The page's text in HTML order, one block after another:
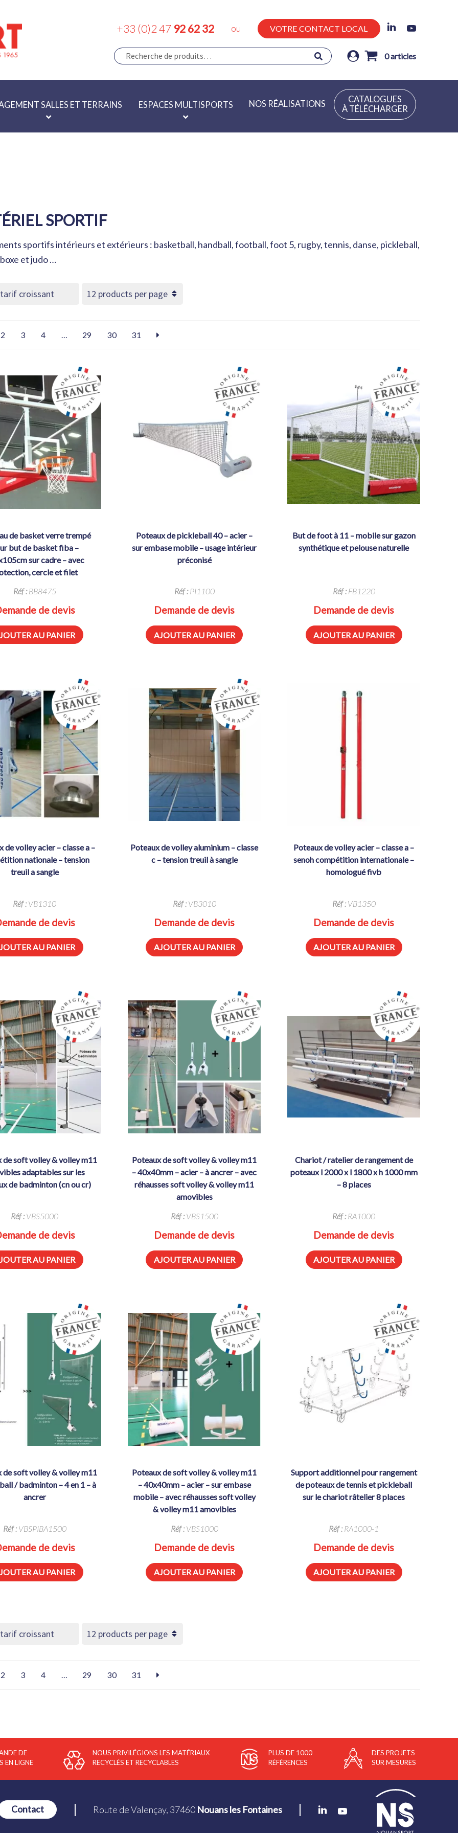
+33 (0)2 47 92 62 32 ou VOTRE CONTACT LOCAL
Recherche
pour :
RECHERCHE 0articles
SALLES ET TERRAINS ESPACES MULTISPORTS NOS RÉALISATIONS
CATALOGUES
À TÉLÉCHARGER
SPORTIF
sportifs intérieurs et extérieurs : basketball, handball, football, foot 5, rugby, tennis, danse, pickleball,
et judo …
2 3 4 … 29 30 31
but de basket fiba –
sur cadre – avec
cercle et filet
Réf :BB8475
de devis
AU PANIER
poteaux de pickleball 40 – acier –
sur embase mobile – usage intérieur
préconisé
Réf :PI1100
Demande de devis
AJOUTER AU PANIER
but de foot à 11 – mobile sur gazon
synthétique et pelouse naturelle
Réf :FB1220
Demande de devis
AJOUTER AU PANIER
nationale – tension
treuil a sangle
Réf :VB1310
de devis
AU PANIER
poteaux de volley aluminium – classe
c – tension treuil à sangle
Réf :VB3010
Demande de devis
AJOUTER AU PANIER
poteaux de volley acier – classe a –
senoh compétition internationale –
homologué fivb
Réf :VB1350
Demande de devis
AJOUTER AU PANIER
adaptables sur les
de badminton (cn ou cr)
Réf :VBS5000
de devis
AU PANIER
poteaux de soft volley & volley m11
– 40x40mm – acier – à ancrer – avec
réhausses soft volley & volley m11
amovibles
Réf :VBS1500
Demande de devis
AJOUTER AU PANIER
chariot / ratelier de rangement de
poteaux l 2000 x l 1800 x h 1000 mm
– 8 places
Réf :RA1000
Demande de devis
AJOUTER AU PANIER
/ badminton – 4 en 1 – à
ancrer
Réf :VBSPIBA1500
de devis
AU PANIER
poteaux de soft volley & volley m11
– 40x40mm – acier – sur embase
mobile – avec réhausses soft volley
& volley m11 amovibles
Réf :VBS1000
Demande de devis
AJOUTER AU PANIER
support additionnel pour rangement
de poteaux de tennis et pickleball
sur le chariot râtelier 8 places
Réf :RA1000-1
Demande de devis
AJOUTER AU PANIER
2 3 4 … 29 30 31
DE
EN LIGNE
NOUS PRIVILÉGIONS LES MATÉRIAUX
RECYCLÉS ET RECYCLABLES
PLUS DE 1000
RÉFÉRENCES
DES PROJETS
SUR MESURES
Contact Route de Valençay, 37460 Nouans les Fontaines